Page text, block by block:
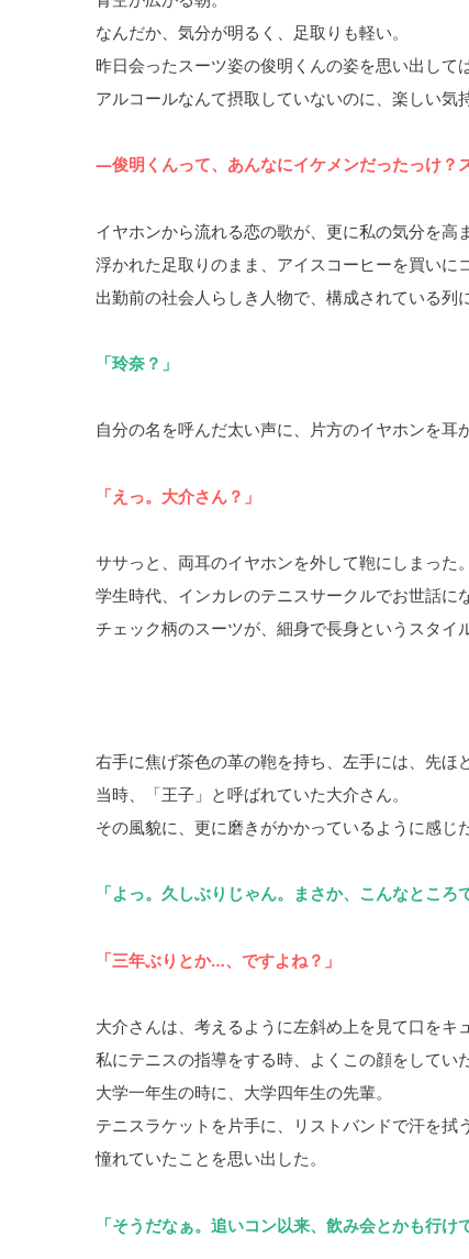
なんだか、気分が明るく、足取りも軽い。
昨日会ったスーツ姿の俊明くんの姿を思い出して
アルコールなんて摂取していないのに、楽しい気
―俊明くんって、あんなにイケメンだったっけ？
イヤホンから流れる恋の歌が、更に私の気分を高
浮かれた足取りのまま、アイスコーヒーを買いに
出勤前の社会人らしき人物で、構成されている列
「玲奈？」
自分の名を呼んだ太い声に、片方のイヤホンを耳
「えっ。大介さん？」
ササっと、両耳のイヤホンを外して鞄にしまった。
学生時代、インカレのテニスサークルでお世話に
チェック柄のスーツが、細身で長身というスタイ
右手に焦げ茶色の革の鞄を持ち、左手には、先ほ
当時、「王子」と呼ばれていた大介さん。
その風貌に、更に磨きがかかっているように感じた
「よっ。久しぶりじゃん。まさか、こんなところ
「三年ぶりとか…、ですよね？」
大介さんは、考えるように左斜め上を見て口をキ
私にテニスの指導をする時、よくこの顔をしていた
大学一年生の時に、大学四年生の先輩。
テニスラケットを片手に、リストバンドで汗を拭う
憧れていたことを思い出した。
「そうだなぁ。追いコン以来、飲み会とかも行け